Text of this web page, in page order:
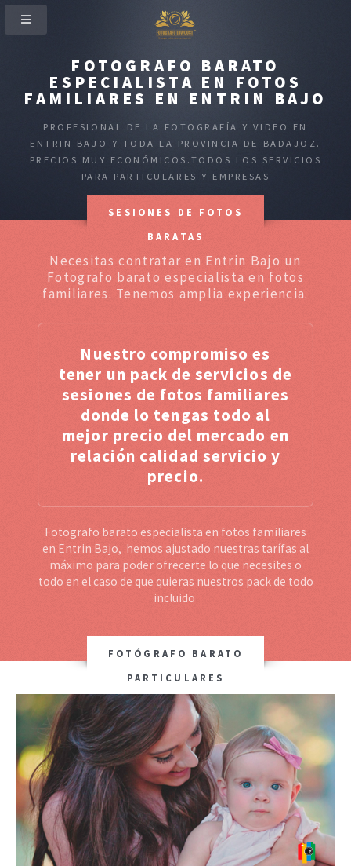
FOTOGRAFO BARATO
ESPECIALISTA EN FOTOS
FAMILIARES EN ENTRIN BAJO
PROFESIONAL DE LA FOTOGRAFÍA Y VIDEO EN
ENTRIN BAJO Y TODA LA PROVINCIA DE BADAJOZ.
PRECIOS MUY ECONÓMICOS.TODOS LOS SERVICIOS
PARA PARTICULARES Y EMPRESAS
SESIONES DE FOTOS
BARATAS
Necesitas contratar en Entrin Bajo un
Fotografo barato especialista en fotos
familiares. Tenemos amplia experiencia.
Nuestro compromiso es
tener un pack de servicios de
sesiones de fotos familiares
donde lo tengas todo al
mejor precio del mercado en
relación calidad servicio y
precio.
Fotografo barato especialista en fotos familiares
en Entrin Bajo, hemos ajustado nuestras tarífas al
máximo para poder ofrecerte lo que necesites o
todo en el caso de que quieras nuestros pack de todo
incluido
FOTÓGRAFO BARATO
PARTICULARES